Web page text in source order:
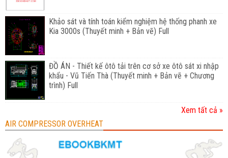
Khảo sát và tính toán kiểm nghiệm hệ thống phanh xe
Kia 3000s (Thuyết minh + Bản vẽ) Full
ĐỒ ÁN - Thiết kế ôtô tải trên cơ sở xe ôtô sát xi nhập
khẩu - Vũ Tiến Thà (Thuyết minh + Bản vẽ + Chương
trình) Full
Xem tất cả »
AIR COMPRESSOR OVERHEAT